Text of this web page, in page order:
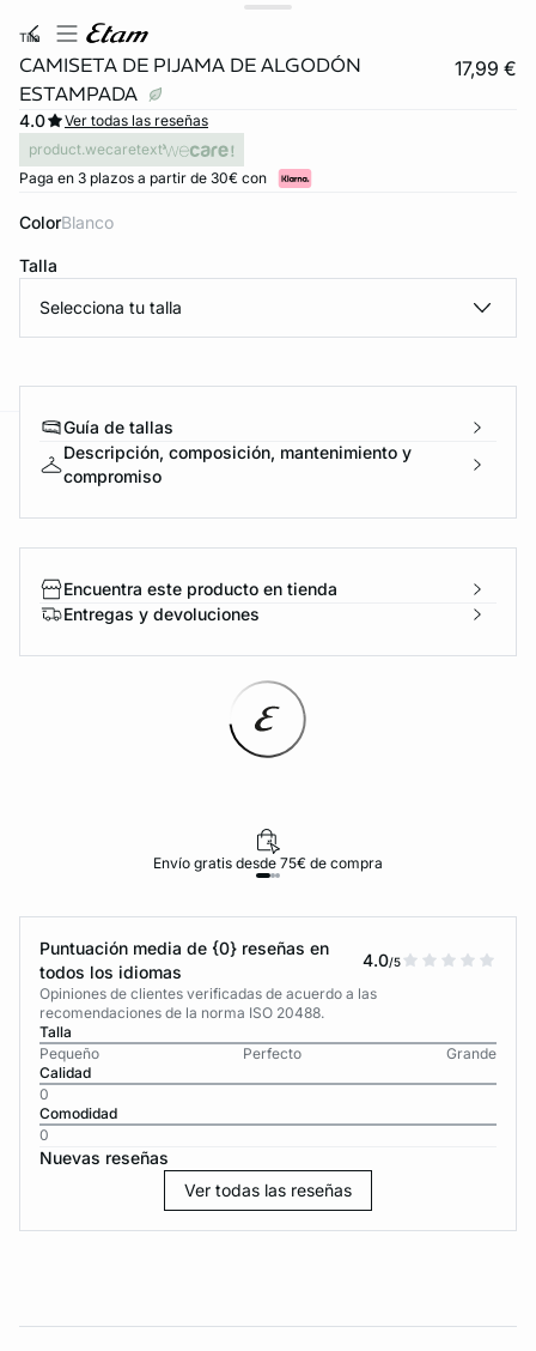
tilia
CAMISETA DE PIJAMA DE ALGODÓN
ESTAMPADA
17,99 €
4.0
Ver todas las reseñas
product.wecaretext
Paga en 3 plazos a partir de 30€ con
Color blanco
Talla
Selecciona tu talla
Guía de tallas
Descripción, composición, mantenimiento y
compromiso
Encuentra este producto en tienda
Entregas y devoluciones
Envío gratis desde 75€ de compra
Puntuación media de {0} reseñas en
todos los idiomas
4.0/5
Opiniones de clientes verificadas de acuerdo a las
recomendaciones de la norma ISO 20488.
Talla
Pequeño
Perfecto
Grande
Calidad
0
Comodidad
0
Nuevas reseñas
Ver todas las reseñas